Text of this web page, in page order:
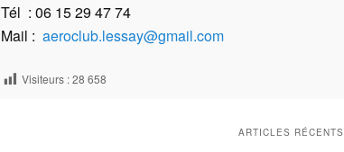
Tél : 06 15 29 47 74
Mail : aeroclub.lessay@gmail.com
Visiteurs :28 658
ARTICLES RÉCENTS